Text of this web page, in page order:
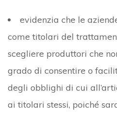
evidenzia che le
come titolari del
scegliere produttori che
grado di consentire o
degli obblighi di cui
ai titolari stessi, poiché